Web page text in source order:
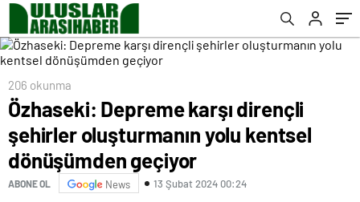
geçiyor
206 okunma
Özhaseki: Depreme karşı dirençli
şehirler oluşturmanın yolu kentsel
dönüşümden geçiyor
ABONE OL News 13 Şubat 2024 00:24